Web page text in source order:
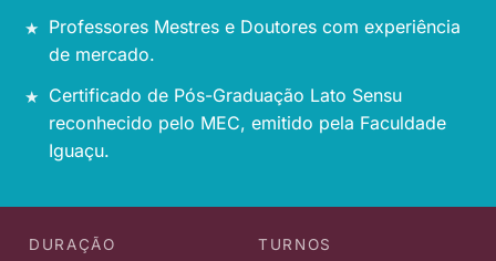
Professores Mestres e Doutores com experiência
de mercado.
Certificado de Pós-Graduação Lato Sensu
reconhecido pelo MEC, emitido pela Faculdade
Iguaçu.
DURAÇÃO TURNOS